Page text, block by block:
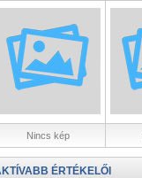
Nincs kép
ÉRTÉKELŐI